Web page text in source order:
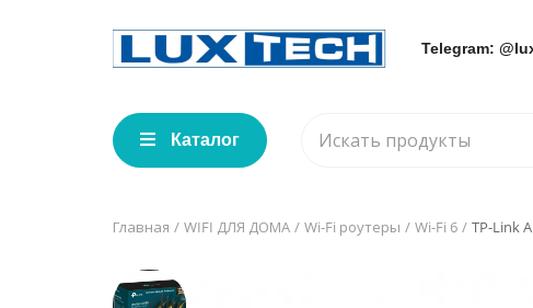
Telegram:
Каталог
Главная WIFI ДЛЯ ДОМА Wi-Fi роутеры Wi-Fi 6 TP-Link